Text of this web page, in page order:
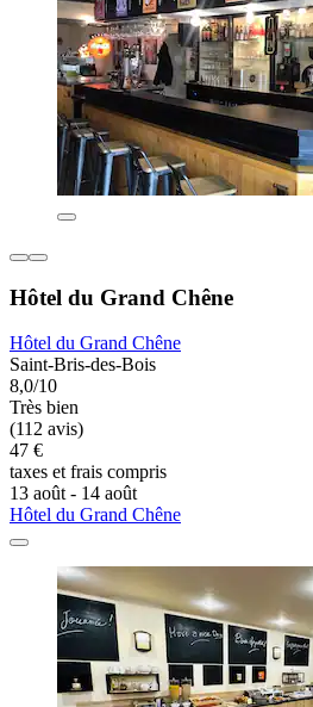
Hôtel du Grand Chêne
Hôtel du Grand Chêne
Saint-Bris-des-Bois
8,0/10
Très bien
(112 avis)
47 €
taxes et frais compris
13 août - 14 août
Hôtel du Grand Chêne